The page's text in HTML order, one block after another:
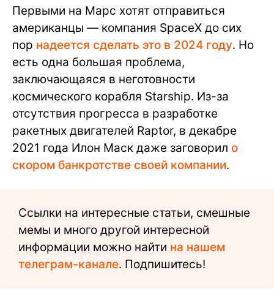
Первыми на Марс хотят отправиться
американцы — компания SpaceX до сих
пор надеется сделать это в 2024 году. Но
есть одна большая проблема,
заключающаяся в неготовности
космического корабля Starship. Из-за
отсутствия прогресса в разработке
ракетных двигателей Raptor, в декабре
2021 года Илон Маск даже заговорил о
скором банкротстве своей компании.
Ссылки на интересные статьи, смешные
мемы и много другой интересной
информации можно найти на нашем
телеграм-канале. Подпишитесь!